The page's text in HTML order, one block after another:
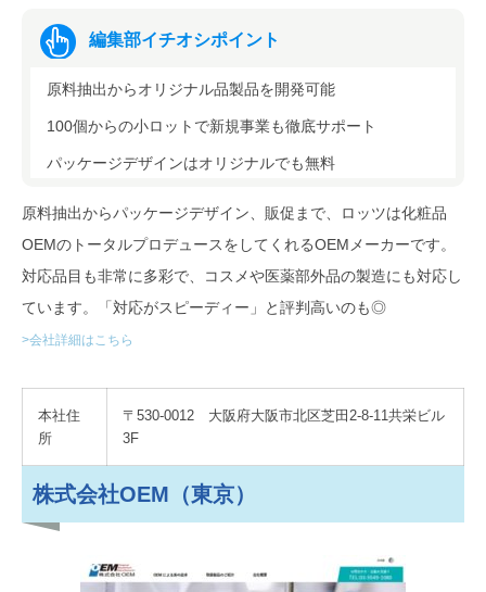
編集部イチオシポイント
原料抽出からオリジナル品製品を開発可能
100個からの小ロットで新規事業も徹底サポート
パッケージデザインはオリジナルでも無料
原料抽出からパッケージデザイン、販促まで、ロッツは化粧品
OEMのトータルプロデュースをしてくれるOEMメーカーです。
対応品目も非常に多彩で、コスメや医薬部外品の製造にも対応し
ています。「対応がスピーディー」と評判高いのも◎
>会社詳細はこちら
本社住
所
〒530-0012 大阪府大阪市北区芝田2-8-11共栄ビル
3F
株式会社OEM（東京）